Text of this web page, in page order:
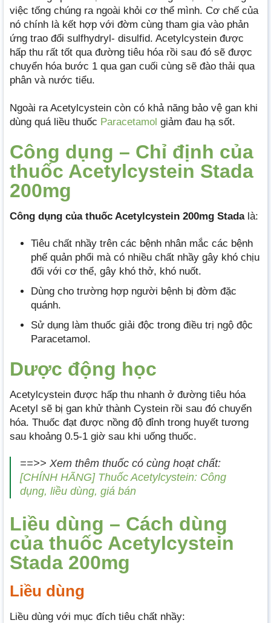
việc tống chúng ra ngoài khỏi cơ thể mình. Cơ chế của
nó chính là kết hợp với đờm cùng tham gia vào phản
ứng trao đổi sulfhydryl- disulfid. Acetylcystein được
hấp thu rất tốt qua đường tiêu hóa rồi sau đó sẽ được
chuyển hóa bước 1 qua gan cuối cùng sẽ đào thải qua
phân và nước tiểu.
Ngoài ra Acetylcystein còn có khả năng bảo vệ gan khi
dùng quá liều thuốc Paracetamol giảm đau hạ sốt.
Công dụng – Chỉ định của
thuốc Acetylcystein Stada
200mg
Công dụng của thuốc Acetylcystein 200mg Stada là:
Tiêu chất nhầy trên các bệnh nhân mắc các bệnh
phế quản phổi mà có nhiều chất nhầy gây khó chịu
đối với cơ thể, gây khó thở, khó nuốt.
Dùng cho trường hợp người bệnh bị đờm đặc
quánh.
Sử dụng làm thuốc giải độc trong điều trị ngộ độc
Paracetamol.
Dược động học
Acetylcystein được hấp thu nhanh ở đường tiêu hóa
Acetyl sẽ bị gan khử thành Cystein rồi sau đó chuyển
hóa. Thuốc đạt được nồng độ đỉnh trong huyết tương
sau khoảng 0.5-1 giờ sau khi uống thuốc.
==>> Xem thêm thuốc có cùng hoạt chất:
[CHÍNH HÃNG] Thuốc Acetylcystein: Công
dụng, liều dùng, giá bán
Liều dùng – Cách dùng
của thuốc Acetylcystein
Stada 200mg
Liều dùng
Liều dùng với mục đích tiêu chất nhầy: